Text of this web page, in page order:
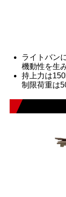
ライトバン
機動性を生
持上力は
制限荷重は